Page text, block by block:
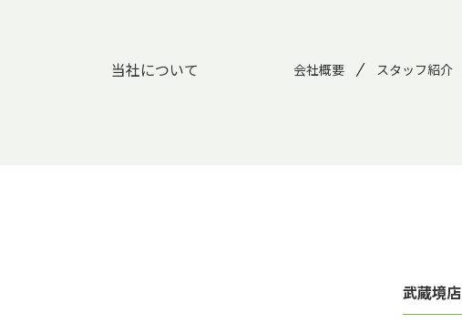
当社について 会社概要 スタッフ紹介
武蔵境店